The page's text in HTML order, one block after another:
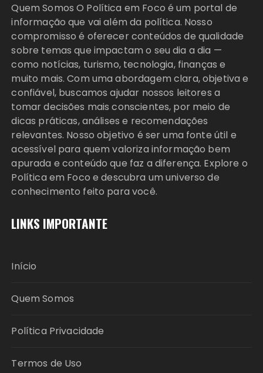
Quem Somos O Política em Foco é um portal de
informação que vai além da política. Nosso
compromisso é oferecer conteúdos de qualidade
sobre temas que impactam o seu dia a dia —
como notícias, turismo, tecnologia, finanças e
muito mais. Com uma abordagem clara, objetiva e
confiável, buscamos ajudar nossos leitores a
tomar decisões mais conscientes, por meio de
dicas práticas, análises e recomendações
relevantes. Nosso objetivo é ser uma fonte útil e
acessível para quem valoriza informação bem
apurada e conteúdo que faz a diferença. Explore o
Política em Foco e descubra um universo de
conhecimento feito para você.
LINKS IMPORTANTE
Início
Quem Somos
Política Privacidade
Termos de Uso